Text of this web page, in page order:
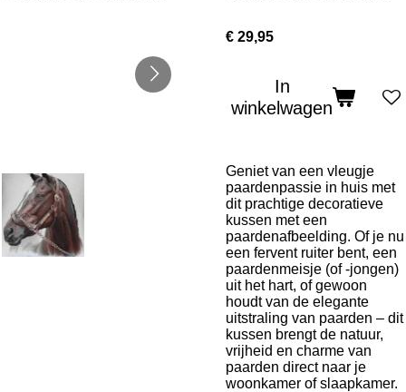
€ 29,95
In
winkelwagen
Geniet van een vleugje
paardenpassie in huis met
dit prachtige decoratieve
kussen met een
paardenafbeelding. Of je nu
een fervent ruiter bent, een
paardenmeisje (of -jongen)
uit het hart, of gewoon
houdt van de elegante
uitstraling van paarden – dit
kussen brengt de natuur,
vrijheid en charme van
paarden direct naar je
woonkamer of slaapkamer.